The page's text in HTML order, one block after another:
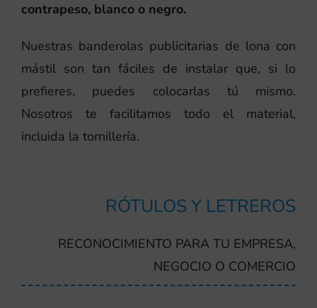
contrapeso, blanco o negro.
Nuestras banderolas publicitarias de lona con
mástil son tan fáciles de instalar que, si lo
prefieres, puedes colocarlas tú mismo.
Nosotros te facilitamos todo el material,
incluida la tornillería.
RÓTULOS Y LETREROS
RECONOCIMIENTO PARA TU EMPRESA,
NEGOCIO O COMERCIO